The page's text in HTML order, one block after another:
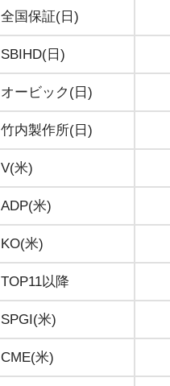
全国保証(日)
SBIHD(日)
オービック(日)
竹内製作所(日)
V(米)
ADP(米)
KO(米)
TOP11以降
SPGI(米)
CME(米)